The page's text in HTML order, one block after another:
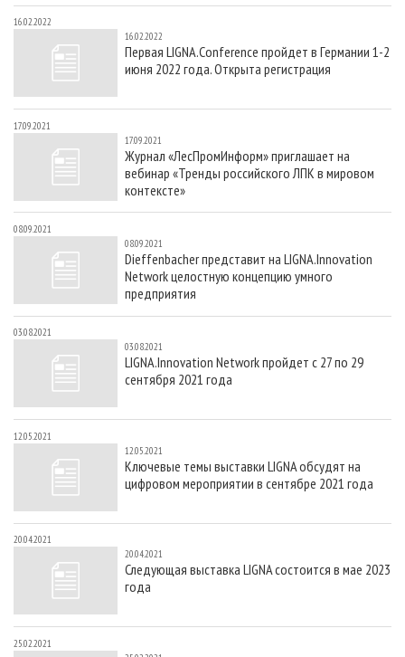
16.02.2022
16.02.2022
Первая LIGNA.Conference пройдет в Германии 1-2
июня 2022 года. Открыта регистрация
17.09.2021
17.09.2021
Журнал «ЛесПромИнформ» приглашает на
вебинар «Тренды российского ЛПК в мировом
контексте»
08.09.2021
08.09.2021
Dieffenbacher представит на LIGNA.Innovation
Network целостную концепцию умного
предприятия
03.08.2021
03.08.2021
LIGNA.Innovation Network пройдет с 27 по 29
сентября 2021 года
12.05.2021
12.05.2021
Ключевые темы выставки LIGNA обсудят на
цифровом мероприятии в сентябре 2021 года
20.04.2021
20.04.2021
Следующая выставка LIGNA состоится в мае 2023
года
25.02.2021